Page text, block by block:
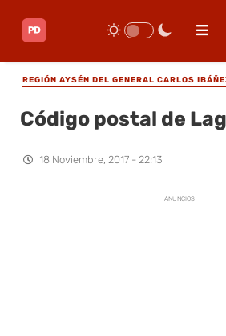
REGIÓN AYSÉN DEL GENERAL CARLOS
Código postal de
18 Noviembre, 2017 - 22:13
ANUNCIOS